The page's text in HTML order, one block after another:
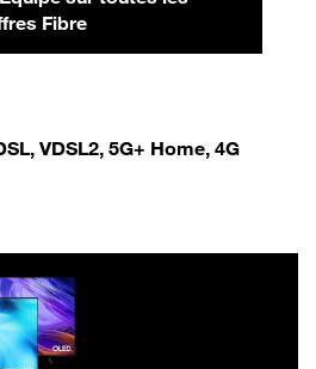
Fibre
VDSL2, 5G+ Home, 4G